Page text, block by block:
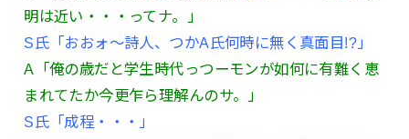
明は近い・・・ってナ。」
S氏「おおォ～詩人、つかA氏何時に無く真面目!?」
A「俺の歳だと学生時代っつーモンが如何に有難く恵
まれてたか今更乍ら理解んのサ。」
S氏「成程・・・」